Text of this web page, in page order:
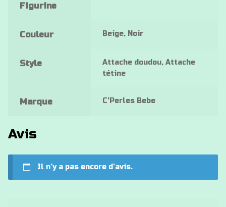
Figurine
Couleur Beige, Noir
Style
Attache doudou, Attache
tétine
Marque C'Perles Bebe
Avis
Il n’y a pas encore d’avis.